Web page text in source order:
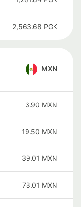
2,563.68 PGK
MXN
3.90 MXN
19.50 MXN
39.01 MXN
78.01 MXN